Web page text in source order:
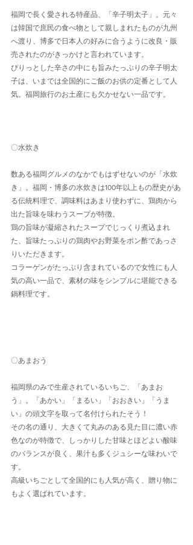
福岡で長く愛される特産品、「辛子明太子」。元々
は韓国で庶民の食べ物として親しまれたものが九州
へ渡り、博多で日本人の好みに合うように改良・販
売されたのがきっかけと言われています。
ぴりっとした辛さの中にも旨みたっぷりの辛子明太
子は、いまでは全国的にご飯のお供の定番として人
気。福岡旅行のお土産にも欠かせない一品です。
〇水炊き
数ある福岡グルメのなかでもはずせないのが「水炊
き」。福岡・博多の水炊きは100年以上もの歴史があ
る伝統料理で、調味料はあまり使わずに、鶏肉から
出た旨味を味わうスープが特徴。
鶏の旨味が凝縮されたスープでじっくり煮込まれ
た、旨味たっぷりの鶏肉やお野菜をポン酢であっさ
りいただきます。
コラーゲンがたっぷり含まれているので女性にも人
気の高い一品で、素材の味をシンプルに堪能できる
鍋料理です。
〇あまおう
福岡県のみで生産されているいちご、「あまお
う」。「あかい」「まるい」「おおきい」「うま
い」の頭文字を取って名付けられたそう！
その名の通り、大きくて丸みのある見た目に濃い赤
色なのが特徴で、しっかりした甘味とほどよい酸味
のバランスが良く、果汁も多くジュシーな味わいで
す。
高級いちごとして全国的にも人気が高く、贈り物に
もよく選ばれています。